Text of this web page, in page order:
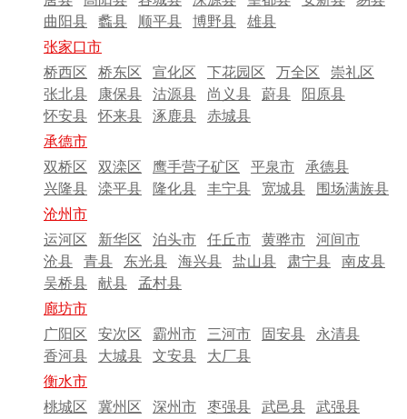
曲阳县
蠡县 顺平县 博野县
雄县
张家口市
桥西区
桥东区 宣化区 下花园区 万全区
崇礼区
张北县
康保县 沽源县 尚义县 蔚县
阳原县
怀安县
怀来县 涿鹿县
赤城县
承德市
双桥区
双滦区 鹰手营子矿区 平泉市
承德县
兴隆县
滦平县 隆化县 丰宁县 宽城县
围场满族县
沧州市
运河区
新华区 泊头市 任丘市 黄骅市
河间市
沧县
青县 东光县 海兴县 盐山县 肃宁县
南皮县
吴桥县
献县
孟村县
廊坊市
广阳区
安次区 霸州市 三河市 固安县
永清县
香河县
大城县 文安县
大厂县
衡水市
桃城区
冀州区 深州市 枣强县 武邑县
武强县